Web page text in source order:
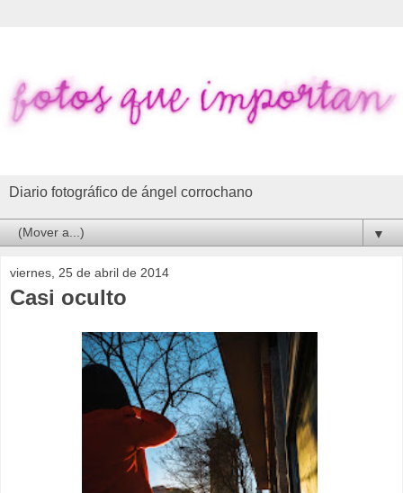
Diario fotográfico de ángel corrochano
▼
viernes, 25 de abril de 2014
Casi oculto